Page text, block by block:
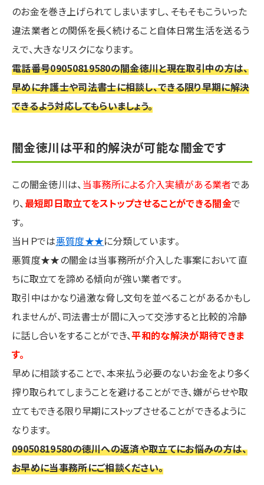
のお金を巻き上げられてしまいますし、そもそもこういった
違法業者との関係を長く続けること自体日常生活を送るう
えで、大きなリスクになります。
電話番号09050819580の闇金徳川と現在取引中の方は、
早めに弁護士や司法書士に相談し、できる限り早期に解決
できるよう対応してもらいましょう。
闇金徳川は平和的解決が可能な闇金です
この闇金徳川は、当事務所による介入実績がある業者であ
り、最短即日取立てをストップさせることができる闇金で
す。
当ＨＰでは悪質度★★に分類しています。
悪質度★★の闇金は当事務所が介入した事案において直
ちに取立てを諦める傾向が強い業者です。
取引中はかなり過激な脅し文句を並べることがあるかもし
れませんが、司法書士が間に入って交渉すると比較的冷静
に話し合いをすることができ、平和的な解決が期待できま
す。
早めに相談することで、本来払う必要のないお金をより多く
搾り取られてしまうことを避けることができ、嫌がらせや取
立てもできる限り早期にストップさせることができるように
なります。
09050819580の徳川への返済や取立てにお悩みの方は、
お早めに当事務所にご相談ください。